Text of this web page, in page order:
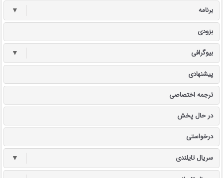
برنامه ▼
بزودی
بیوگرافی ▼
پیشنهادی
ترجمه اختصاصی
در حال پخش
درخواستی
سریال تایلندی ▼